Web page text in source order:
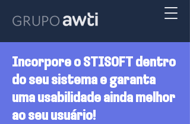
Incorpore o STISOFT dentro
do seu sistema e garanta
uma usabilidade ainda melhor
ao seu usuário!